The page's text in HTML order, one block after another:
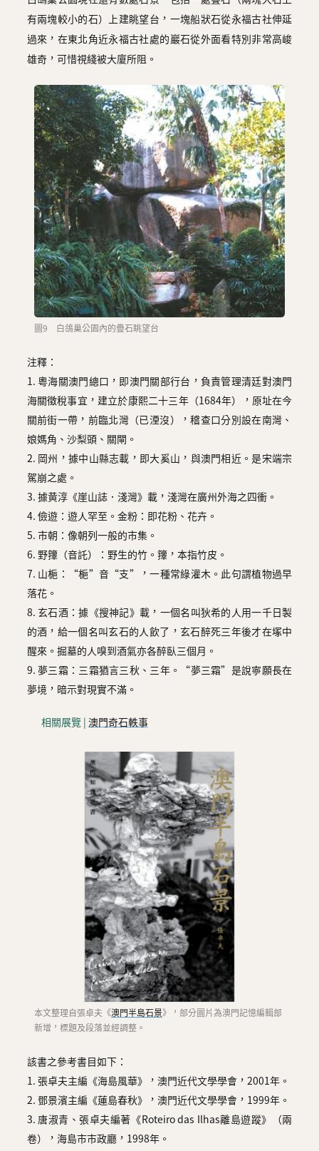
有兩塊較小的石）上建眺望台，一塊船狀石從永福古社伸延
過來，在東北角近永福古社處的巖石從外面看特別非常高峻
雄奇，可惜視綫被大廈所阻。
圖9 白鴿巢公園內的疊石眺望台
注釋：
1. 粵海關澳門總口，即澳門關部行台，負責管理清廷對澳門
海關徵稅事宜，建立於康熙二十三年（1684年），原址在今
關前街一帶，前臨北灣（已湮沒），稽查口分別設在南灣、
娘媽角、沙梨頭、關閘。
2. 岡州，據中山縣志載，即大奚山，與澳門相近。是宋端宗
駕崩之處。
3. 據黄淳《崖山誌．淺灣》載，淺灣在廣州外海之四衝。
4. 儉遊：遊人罕至。金粉：即花粉、花卉。
5. 市朝：像朝列一般的市集。
6. 野籜（音託）：野生的竹。籜，本指竹皮。
7. 山梔：“梔”音“支”，一種常綠灌木。此句謂植物過早
落花。
8. 玄石酒：據《搜神記》載，一個名叫狄希的人用一千日製
的酒，給一個名叫玄石的人飲了，玄石醉死三年後才在塚中
醒來。掘墓的人嗅到酒氣亦各醉臥三個月。
9. 夢三霜：三霜猶言三秋、三年。“夢三霜”是說寧願長在
夢境，暗示對現實不滿。
相關展覽 | 澳門奇石軼事
本文整理自張卓夫《澳門半島石景》，部分圖片為澳門記憶編輯部
新增，標題及段落並經調整。
該書之參考書目如下：
1. 張卓夫主編《海島風華》，澳門近代文學學會，2001年。
2. 鄧景濱主編《蓮島春秋》，澳門近代文學學會，1999年。
3. 唐淑青、張卓夫編著《Roteiro das Ilhas離島遊蹤》（兩
卷），海島市市政廳，1998年。